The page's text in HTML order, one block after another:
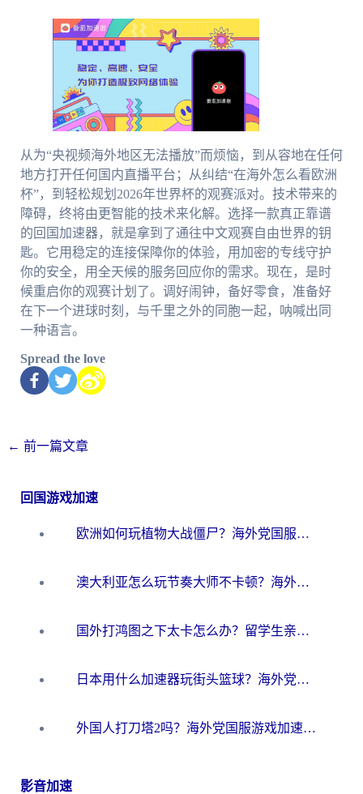
从为“央视频海外地区无法播放”而烦恼，到从容地在任何
地方打开任何国内直播平台；从纠结“在海外怎么看欧洲
杯”，到轻松规划2026年世界杯的观赛派对。技术带来的
障碍，终将由更智能的技术来化解。选择一款真正靠谱
的回国加速器，就是拿到了通往中文观赛自由世界的钥
匙。它用稳定的连接保障你的体验，用加密的专线守护
你的安全，用全天候的服务回应你的需求。现在，是时
候重启你的观赛计划了。调好闹钟，备好零食，准备好
在下一个进球时刻，与千里之外的同胞一起，呐喊出同
一种语言。
Spread the love
← 前一篇文章
回国游戏加速
欧洲如何玩植物大战僵尸？海外党国服游戏加速避坑指南（附实测对比）
澳大利亚怎么玩节奏大师不卡顿？海外党国服游戏加速终极指南
国外打鸿图之下太卡怎么办？留学生亲测有效的国服游戏加速方案
日本用什么加速器玩街头篮球？海外党国服游戏不卡顿的终极攻略
外国人打刀塔2吗？海外党国服游戏加速避坑全攻略
影音加速